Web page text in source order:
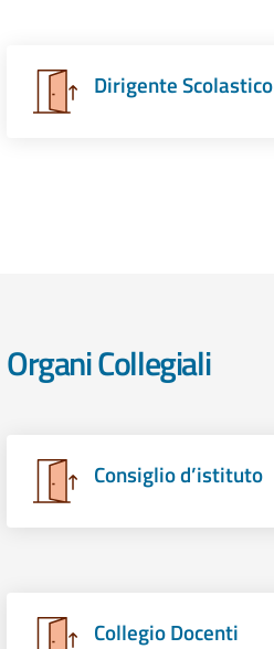
Dirigente Scolastico
Organi Collegiali
Consiglio d’istituto
Collegio Docenti